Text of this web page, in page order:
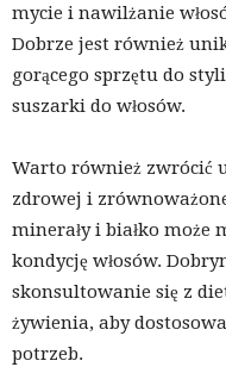
mycie i nawilżanie
Dobrze jest również
gorącego sprzętu do
suszarki do włosów.
Warto również zwrócić
zdrowej i
minerały i białko może
kondycję włosów.
skonsultowanie się z
żywienia, aby
potrzeb.